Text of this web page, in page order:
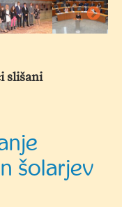
slišani
šolarjev